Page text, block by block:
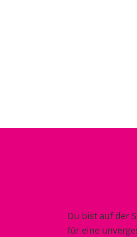
Du bist auf der
für eine